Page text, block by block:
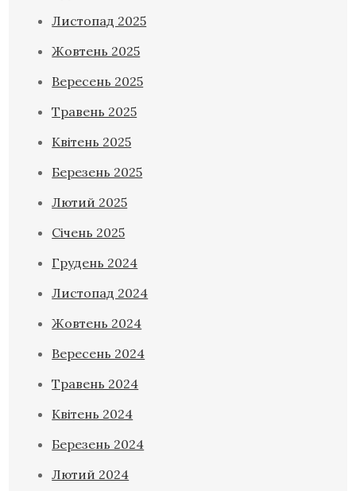
Листопад 2025
Жовтень 2025
Вересень 2025
Травень 2025
Квітень 2025
Березень 2025
Лютий 2025
Січень 2025
Грудень 2024
Листопад 2024
Жовтень 2024
Вересень 2024
Травень 2024
Квітень 2024
Березень 2024
Лютий 2024